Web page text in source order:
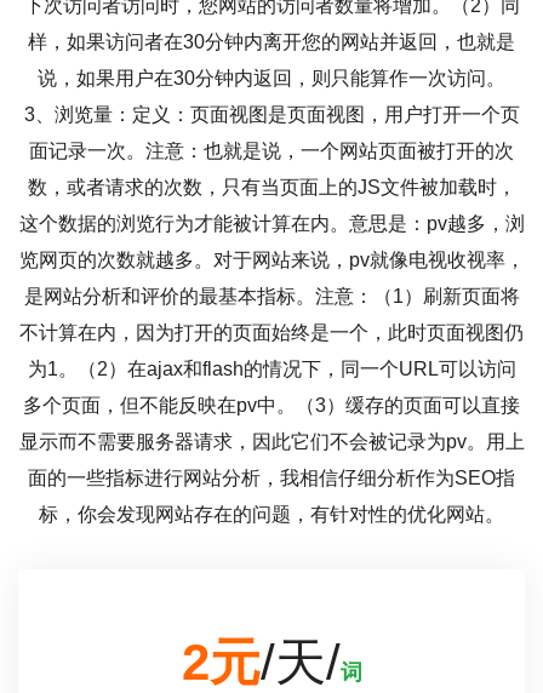
下次访问者访问时，您网站的访问者数量将增加。（2）同
样，如果访问者在30分钟内离开您的网站并返回，也就是
说，如果用户在30分钟内返回，则只能算作一次访问。
3、浏览量：定义：页面视图是页面视图，用户打开一个页
面记录一次。注意：也就是说，一个网站页面被打开的次
数，或者请求的次数，只有当页面上的JS文件被加载时，
这个数据的浏览行为才能被计算在内。意思是：pv越多，浏
览网页的次数就越多。对于网站来说，pv就像电视收视率，
是网站分析和评价的最基本指标。注意：（1）刷新页面将
不计算在内，因为打开的页面始终是一个，此时页面视图仍
为1。（2）在ajax和flash的情况下，同一个URL可以访问
多个页面，但不能反映在pv中。（3）缓存的页面可以直接
显示而不需要服务器请求，因此它们不会被记录为pv。用上
面的一些指标进行网站分析，我相信仔细分析作为SEO指
标，你会发现网站存在的问题，有针对性的优化网站。
2元/天/词